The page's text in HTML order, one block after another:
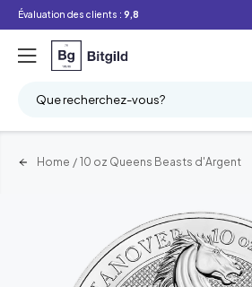
Évaluation des clients : 9,8
Que recherchez-vous?
Home / 10 oz Queens Beasts d'Argent